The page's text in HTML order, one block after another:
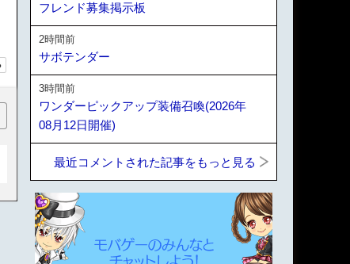
フレンド募集掲示板
2時間前
サボテンダー
3時間前
ワンダーピックアップ装備召喚(2026年
08月12日開催)
最近コメントされた記事をもっと見る